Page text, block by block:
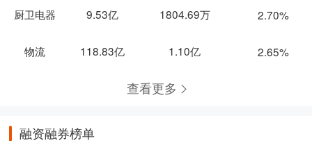
厨卫电器 9.53亿 1804.69万 2.70%
物流 118.83亿 1.10亿 2.65%
查看更多
融资融券榜单